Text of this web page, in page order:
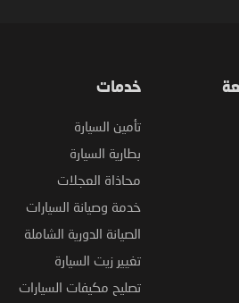
خدمات
تأمين السيارة
بطارية السيارة
محاذاة العجلات
خدمة وصيانة السيارات
الصيانة الدورية الشاملة
تغيير زيت السيارة
تصليح مكيفات السيارات